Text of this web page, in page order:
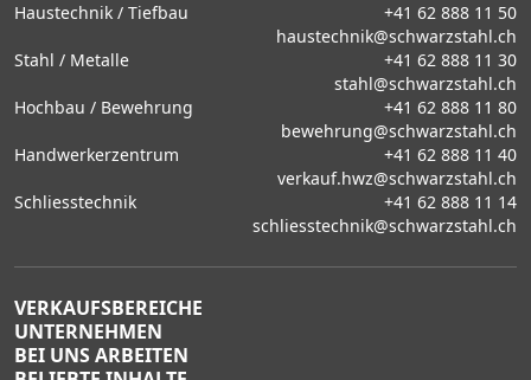
Haustechnik / Tiefbau
+41 62 888 11 50
haustechnik@schwarzstahl.ch
Stahl / Metalle
+41 62 888 11 30
stahl@schwarzstahl.ch
Hochbau / Bewehrung
+41 62 888 11 80
bewehrung@schwarzstahl.ch
Handwerkerzentrum
+41 62 888 11 40
verkauf.hwz@schwarzstahl.ch
Schliesstechnik
+41 62 888 11 14
schliesstechnik@schwarzstahl.ch
VERKAUFSBEREICHE
UNTERNEHMEN
BEI UNS ARBEITEN